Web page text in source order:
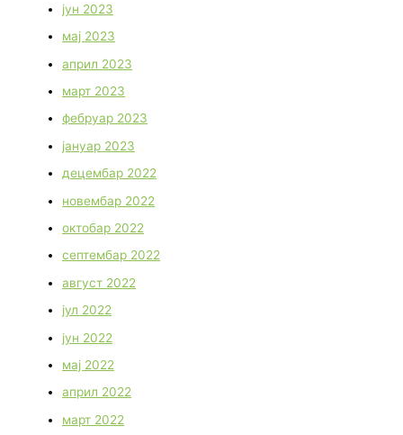
јун 2023
мај 2023
април 2023
март 2023
фебруар 2023
јануар 2023
децембар 2022
новембар 2022
октобар 2022
септембар 2022
август 2022
јул 2022
јун 2022
мај 2022
април 2022
март 2022